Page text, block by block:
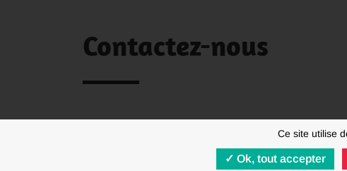
Ce site utilise
Ok, tout accepter
Contactez-nous